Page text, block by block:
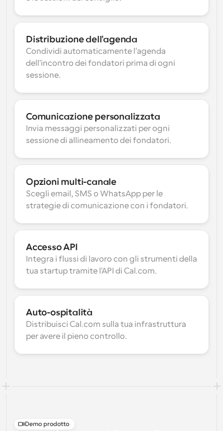
Distribuzione dell'agenda
Condividi automaticamente l'agenda
dell'incontro dei fondatori prima di ogni
sessione.
Comunicazione personalizzata
Invia messaggi personalizzati per ogni
sessione di allineamento dei fondatori.
Opzioni multi-canale
Scegli email, SMS o WhatsApp per le
strategie di comunicazione con i fondatori.
Accesso API
Integra i flussi di lavoro con gli strumenti della
tua startup tramite l'API di Cal.com.
Auto-ospitalità
Distribuisci Cal.com sulla tua infrastruttura
per avere il pieno controllo.
Demo prodotto